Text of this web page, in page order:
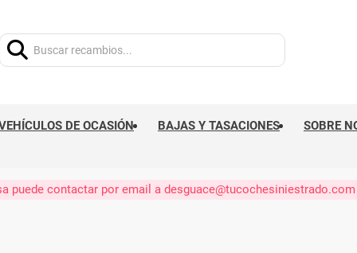
Buscar:
DE OCASIÓN BAJAS Y TASACIONES SOBRE
puede contactar por email a desguace@tucochesiniestrado.com